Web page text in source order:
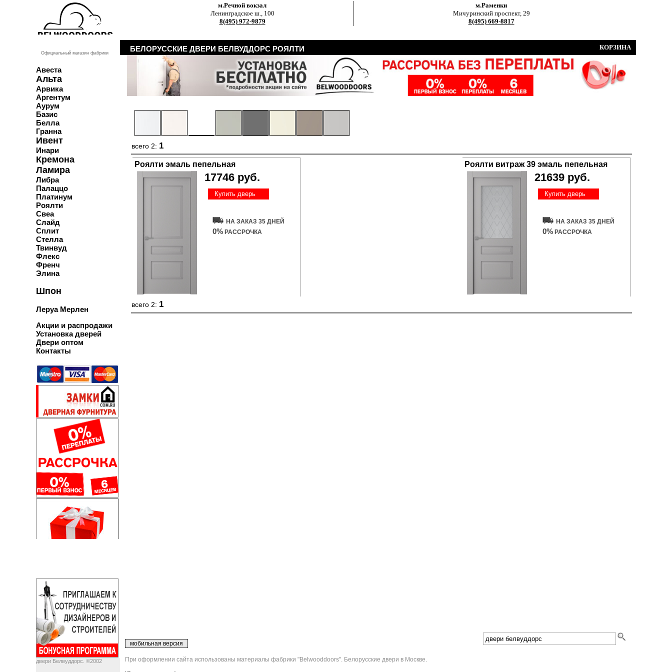
Официальный магазин фабрики
Авеста
Альта
Арвика
Аргентум
Аурум
Базис
Белла
Гранна
Ивент
Инари
Кремона
Ламира
Либра
Палаццо
Платинум
Роялти
Свеа
Слайд
Сплит
Стелла
Твинвуд
Флекс
Френч
Элина
Шпон
Леруа Мерлен
Акции и распродажи
Установка дверей
Двери оптом
Контакты
двери Белвуддорс. ©2002
м.Речной вокзал
Ленинградское ш., 100
8(495) 972-9879
м.Раменки
Мичуринский проспект, 29
8(495) 669-8817
КОРЗИНА
БЕЛОРУССКИЕ ДВЕРИ БЕЛВУДДОРС РОЯЛТИ
всего 2: 1
Роялти эмаль пепельная
17746 руб.
Купить дверь
НА ЗАКАЗ 35 ДНЕЙ
0% РАССРОЧКА
Роялти витраж 39 эмаль пепельная
21639 руб.
Купить дверь
НА ЗАКАЗ 35 ДНЕЙ
0% РАССРОЧКА
всего 2: 1
При оформлении сайта использованы материалы фабрики "Belwooddoors". Белорусские двери в Москве.